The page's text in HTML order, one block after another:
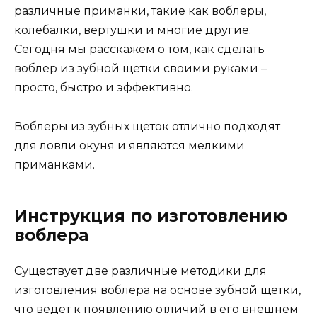
различные приманки, такие как воблеры,
колебалки, вертушки и многие другие.
Сегодня мы расскажем о том, как сделать
воблер из зубной щетки своими руками –
просто, быстро и эффективно.
Воблеры из зубных щеток отлично подходят
для ловли окуня и являются мелкими
приманками.
Инструкция по изготовлению
воблера
Существует две различные методики для
изготовления воблера на основе зубной щетки,
что ведет к появлению отличий в его внешнем